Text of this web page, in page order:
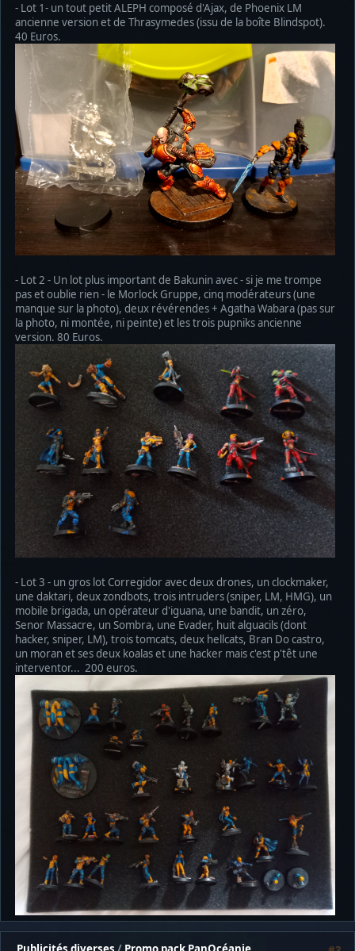
- Lot 1- un tout petit ALEPH composé d'Ajax, de Phoenix LM
ancienne version et de Thrasymedes (issu de la boîte Blindspot).
40 Euros.
- Lot 2 - Un lot plus important de Bakunin avec - si je me trompe
pas et oublie rien - le Morlock Gruppe, cinq modérateurs (une
manque sur la photo), deux révérendes + Agatha Wabara (pas sur
la photo, ni montée, ni peinte) et les trois pupniks ancienne
version. 80 Euros.
- Lot 3 - un gros lot Corregidor avec deux drones, un clockmaker,
une daktari, deux zondbots, trois intruders (sniper, LM, HMG), un
mobile brigada, un opérateur d'iguana, une bandit, un zéro,
Senor Massacre, un Sombra, une Evader, huit alguacils (dont
hacker, sniper, LM), trois tomcats, deux hellcats, Bran Do castro,
un moran et ses deux koalas et une hacker mais c'est p'têt une
interventor... 200 euros.